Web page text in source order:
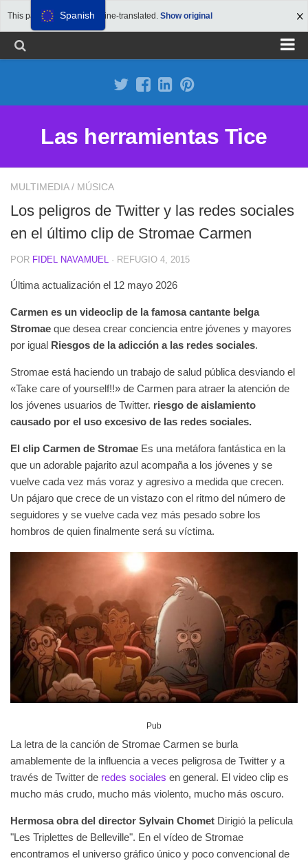
This page has been machine-translated. Show original
Las herramientas Tice
MULTIMEDIA / MÚSICA
Los peligros de Twitter y las redes sociales
en el último clip de Stromae Carmen
POR FIDEL NAVAMUEL · REFUGIO 4, 2015
Última actualización el 12 mayo 2026
Carmen es un videoclip de la famosa cantante belga
Stromae que desea crear conciencia entre jóvenes y mayores
por igual Riesgos de la adicción a las redes sociales.
Stromae está haciendo un trabajo de salud pública desviando el
«Take care of yourself!!» de Carmen para atraer la atención de
los jóvenes usuarios de Twitter. riesgo de aislamiento
causado por el uso excesivo de las redes sociales.
El clip Carmen de Stromae Es una metáfora fantástica en la
que un adorable pajarito azul acompaña a los jóvenes y se
vuelve cada vez más voraz y agresivo a medida que crecen.
Un pájaro que crece de un vistazo con el ritmo del número de
seguidores y se vuelve cada vez más pesado sobre los
hombros de quien finalmente será su víctima.
Pub
La letra de la canción de Stromae Carmen se burla
amablemente de la influencia a veces peligrosa de Twitter y a
través de Twitter de redes sociales en general. El video clip es
mucho más crudo, mucho más violento, mucho más oscuro.
Hermosa obra del director Sylvain Chomet Dirigió la película
"Les Triplettes de Belleville". En el vídeo de Stromae
encontramos el universo gráfico único y poco convencional de
Spanish